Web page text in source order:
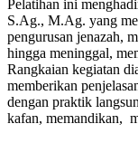
Pelatihan ini
S.Ag., M.Ag. yang
pengurusan jenazah,
hingga meninggal,
Rangkaian kegiatan
memberikan
dengan praktik
kafan, memandikan,